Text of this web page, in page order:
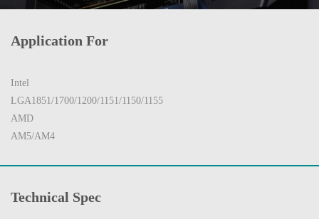
Application For
Intel
LGA1851/1700/1200/1151/1150/1155
AMD
AM5/AM4
Technical Spec